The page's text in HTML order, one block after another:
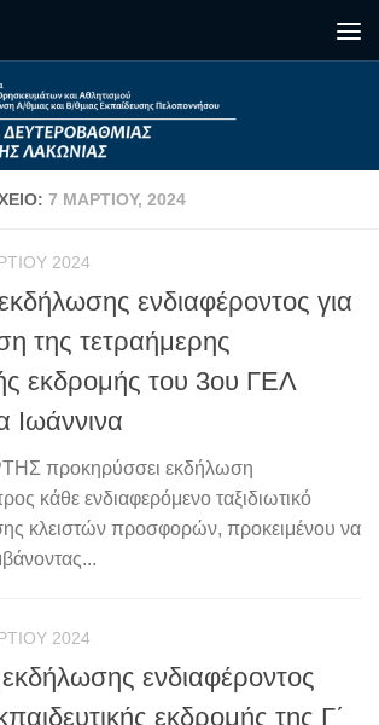
7 ΜΑΡΤΊΟΥ, 2024
2024
ενδιαφέροντος για
της τετραήμερης
εκδρομής του 3ου ΓΕΛ
Ιωάννινα
προκηρύσσει εκδήλωση
κάθε ενδιαφερόμενο ταξιδιωτικό
κλειστών προσφορών, προκειμένου να
2024
ενδιαφέροντος
εκδρομής της Γ΄